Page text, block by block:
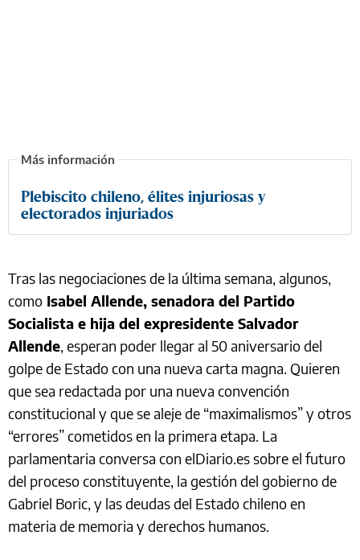
Plebiscito chileno, élites injuriosas y
electorados injuriados
Tras las negociaciones de la última semana, algunos,
como Isabel Allende, senadora del Partido
Socialista e hija del expresidente Salvador
Allende, esperan poder llegar al 50 aniversario del
golpe de Estado con una nueva carta magna. Quieren
que sea redactada por una nueva convención
constitucional y que se aleje de “maximalismos” y otros
“errores” cometidos en la primera etapa. La
parlamentaria conversa con elDiario.es sobre el futuro
del proceso constituyente, la gestión del gobierno de
Gabriel Boric, y las deudas del Estado chileno en
materia de memoria y derechos humanos.